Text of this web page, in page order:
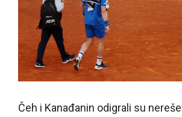
Čeh i Kanađanin odigrali su